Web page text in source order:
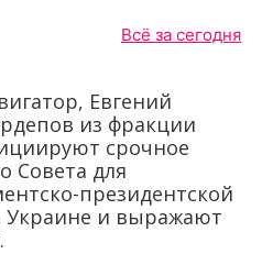
Всё за сегодня
Евгений
из фракции
срочное
Совета для
президентской
и выражают